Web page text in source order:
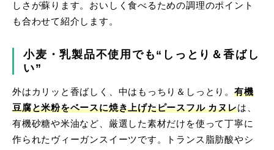
しさが蘇ります。おいしく食べるための調理のポイント
も合わせて紹介します。
小麦・乳製品不使用でも“しっとり＆香ばし
い”
外はカリッと香ばしく、中はもっちり＆しっとり。 有機
豆腐と米粉をベースに焼き上げたピースフル カヌレは、
有機砂糖や米油など、厳選した素材だけを使って丁寧に
作られたヴィーガンスイーツです。トランス脂肪酸やシ